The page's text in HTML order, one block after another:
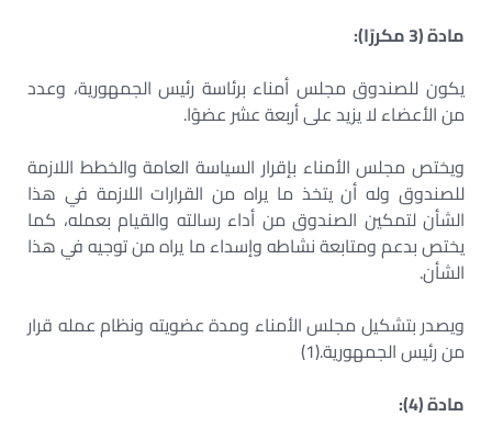
مادة (3 مكررًا):
يكون للصندوق مجلس أمناء برئاسة رئيس الجمهورية، وعدد
من الأعضاء لا يزيد على أربعة عشر عضوًا.
ويختص مجلس الأمناء بإقرار السياسة العامة والخطط اللازمة
للصندوق وله أن يتخذ ما يراه من القرارات اللازمة في هذا
الشأن لتمكين الصندوق من أداء رسالته والقيام بعمله، كما
يختص بدعم ومتابعة نشاطه وإسداء ما يراه من توجيه في هذا
الشأن.
ويصدر بتشكيل مجلس الأمناء ومدة عضويته ونظام عمله قرار
من رئيس الجمهورية.(1)
مادة (4):